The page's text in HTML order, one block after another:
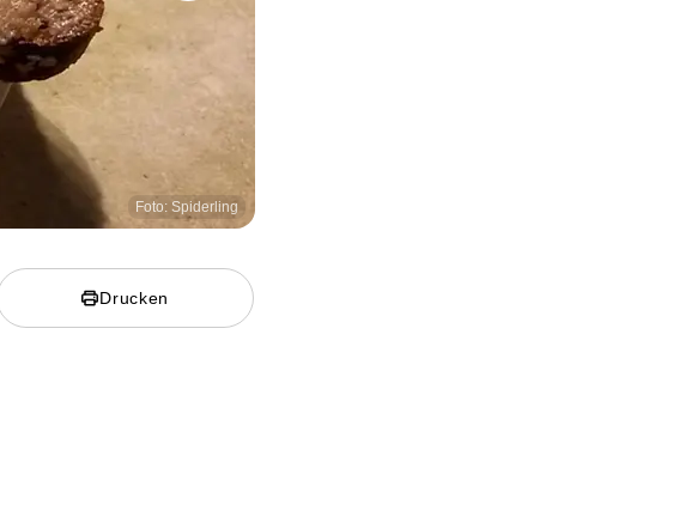
Foto: Spiderling
Drucken